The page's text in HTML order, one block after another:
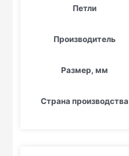
Петли
Производитель
Размер, мм
Страна производства